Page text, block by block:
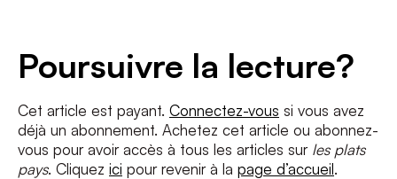
Poursuivre la lecture?
Cet article est payant. Connectez-vous si vous avez
déjà un abonnement. Achetez cet article ou abonnez-
vous pour avoir accès à tous les articles sur les plats
pays. Cliquez ici pour revenir à la page d’accueil.
J'accepte les termes et conditions etla politique de confidentialité
S'INSCRIRE